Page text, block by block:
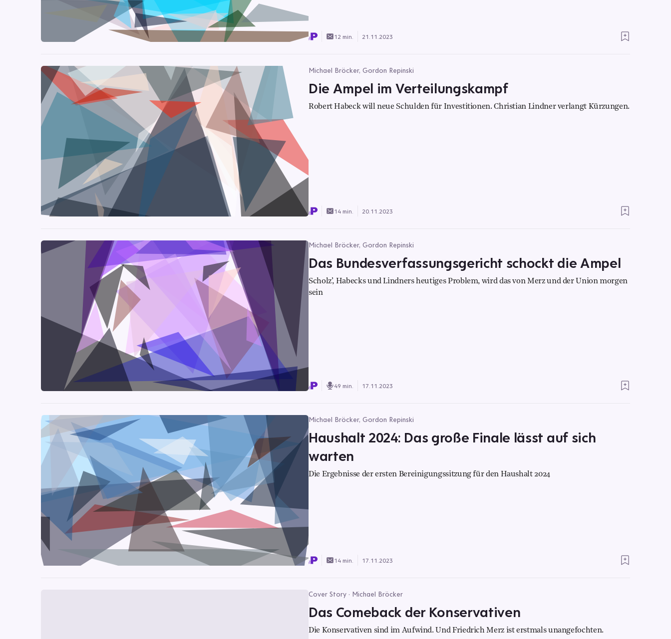
12 min. 21.11.2023
Michael Bröcker, Gordon Repinski
Die Ampel im Verteilungskampf
Robert Habeck will neue Schulden für Investitionen. Christian Lindner verlangt Kürzungen.
14 min. 20.11.2023
Michael Bröcker, Gordon Repinski
Das Bundesverfassungsgericht schockt die Ampel
Scholz’, Habecks und Lindners heutiges Problem, wird das von Merz und der Union morgen
sein
49 min. 17.11.2023
Michael Bröcker, Gordon Repinski
Haushalt 2024: Das große Finale lässt auf sich
warten
Die Ergebnisse der ersten Bereinigungssitzung für den Haushalt 2024
14 min. 17.11.2023
Cover Story · Michael Bröcker
Das Comeback der Konservativen
Die Konservativen sind im Aufwind. Und Friedrich Merz ist erstmals unangefochten.